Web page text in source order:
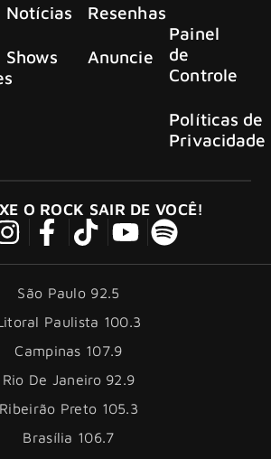
Notícias
Shows
Resenhas
Anuncie
Painel
de
Controle
Políticas de
Privacidade
O ROCK SAIR DE VOCÊ!
São Paulo 92.5
Paulista 100.3
Campinas 107.9
Rio De Janeiro 92.9
Ribeirão Preto 105.3
Brasília 106.7